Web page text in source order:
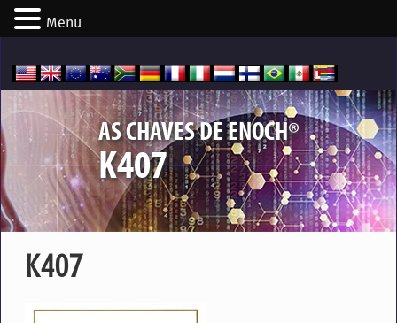
AS CHAVES DE ENOCH®
K407
K407
Menu